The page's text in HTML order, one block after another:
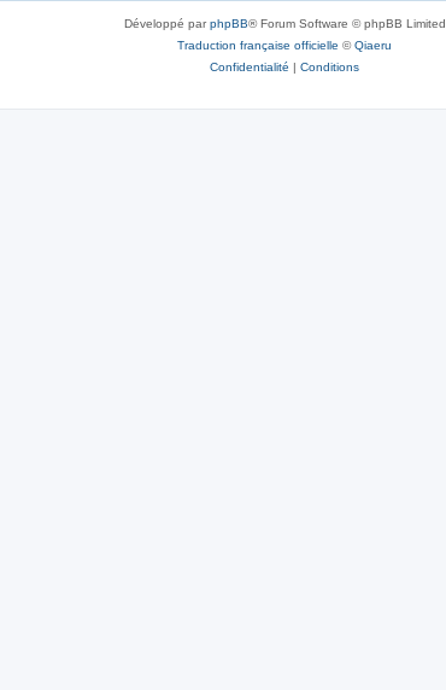
Développé parphpBB® Forum Software © phpBB Limited
Traduction française officielle ©Qiaeru
Confidentialité | Conditions